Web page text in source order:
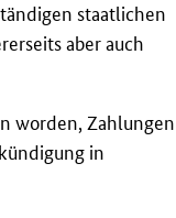
staatlichen
aber auch
worden, Zahlungen
in